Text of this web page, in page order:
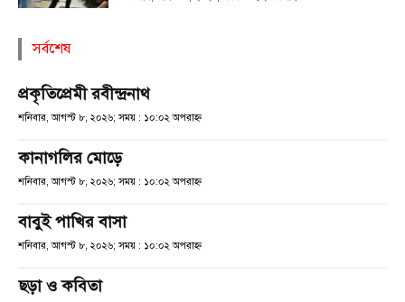
সর্বশেষ
প্রকৃতিপ্রেমী রবীন্দ্রনাথ
শনিবার, আগস্ট ৮, ২০২৬; সময় : ১০:০২ অপরাহ্ণ
কানাগলির মোড়ে
শনিবার, আগস্ট ৮, ২০২৬; সময় : ১০:০২ অপরাহ্ণ
বাবুই পাখির বাসা
শনিবার, আগস্ট ৮, ২০২৬; সময় : ১০:০২ অপরাহ্ণ
ছড়া ও কবিতা